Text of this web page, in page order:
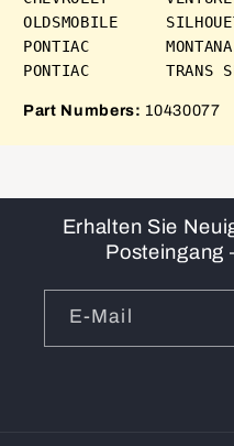
OLDSMOBILE
PONTIAC
Part Numbers: 10430077
Erhalten Sie
Posteingang
E-Mail